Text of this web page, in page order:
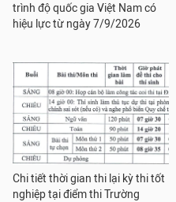
trình độ quốc gia Việt Nam có
hiệu lực từ ngày 7/9/2026
Chi tiết thời gian thi lại kỳ thi tốt
nghiệp tại điểm thi Trường